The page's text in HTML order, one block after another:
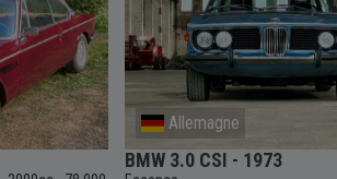
Allemagne
BMW 3.0 CSI - 1973